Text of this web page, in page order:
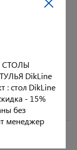
40х40 см,
сайте может
СТОЛЫ
DikLine
: стол DikLine
- 15%
без
менеджер